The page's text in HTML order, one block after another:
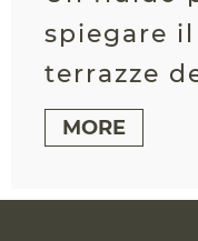
spiegare
terrazze
MORE